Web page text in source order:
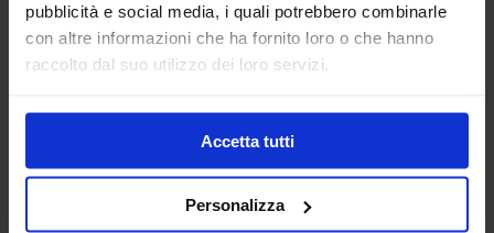
pubblicità e social media, i quali potrebbero combinarle
con altre informazioni che ha fornito loro o che hanno
raccolto dal suo utilizzo dei loro servizi.
Accetta tutti
Personalizza
È testato sotto controllo pediatrico per
garantire sicurezza fin dalla nascita.
: un preparato specifico per
detergere e lenire gli arrossamenti cutanei
di neonati e bambini, donando subito una
sensazione di freschezza e sollievo